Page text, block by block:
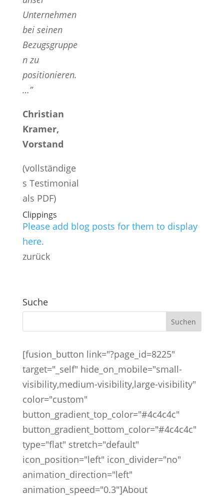
Unternehmen
bei seinen
Bezugsgruppe
n zu
positionieren.
…”
Christian
Kramer,
Vorstand
(vollständige
s Testimonial
als PDF)
Clippings
Please add blog posts for them to display
here.
zurück
Suche
[fusion_button link="?page_id=8225"
target="_self" hide_on_mobile="small-
visibility,medium-visibility,large-visibility"
color="custom"
button_gradient_top_color="#4c4c4c"
button_gradient_bottom_color="#4c4c4c"
type="flat" stretch="default"
icon_position="left" icon_divider="no"
animation_direction="left"
animation_speed="0.3"]About